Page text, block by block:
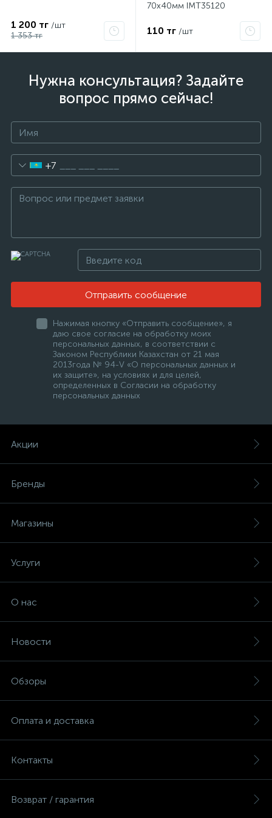
1 200 тг /шт
1 353 тг
70х40мм IMT35120
110 тг /шт
Нужна консультация? Задайте
вопрос прямо сейчас!
+7
Отправить сообщение
Нажимая кнопку «Отправить сообщение», я
даю свое согласие на обработку моих
персональных данных, в соответствии с
Законом Республики Казахстан от 21 мая
2013года № 94-V «О персональных данных и
их защите», на условиях и для целей,
определенных в Согласии на обработку
персональных данных
Акции
Бренды
Магазины
Услуги
О нас
Новости
Обзоры
Оплата и доставка
Контакты
Возврат / гарантия